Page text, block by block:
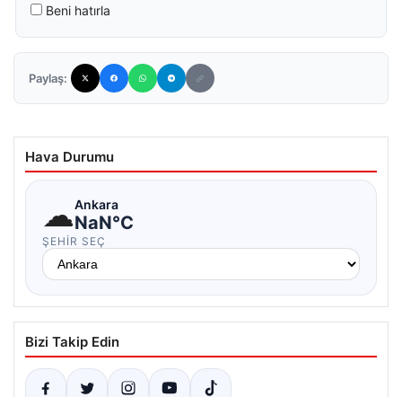
Beni hatırla
Paylaş:
Hava Durumu
☁Ankara
NaN°C
ŞEHIR SEÇ
Bizi Takip Edin